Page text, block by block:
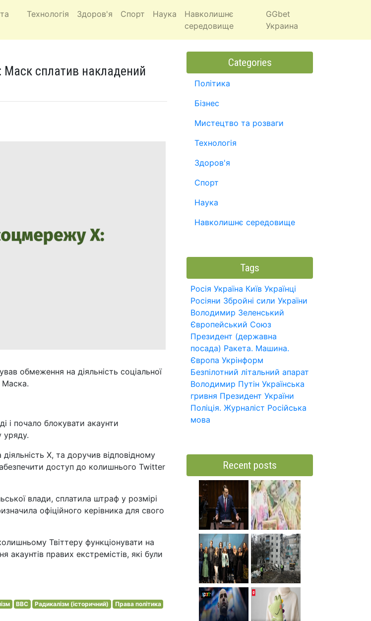
Технологія Здоров'я Спорт Наука
Навколишнє
середовище
GGbet
Украина
Маск сплатив накладений
обмеження на діяльність соціальної
Маска.
і почало блокувати акаунти
уряду.
X, та доручив відповідному
доступ до колишнього Twitter
влади, сплатила штраф у розмірі
офіційного керівника для свого
Твіттеру функціонувати на
правих екстремістів, які були
BBC Радикалізм (історичний)
Права політика
Categories
Політика
Бізнес
Мистецтво та розваги
Технологія
Здоров'я
Спорт
Наука
Навколишнє середовище
Tags
Росія Україна Київ Українці
Росіяни Збройні сили України
Володимир Зеленський
Європейський Союз
Президент (державна
посада) Ракета. Машина.
Європа Укрінформ
Безпілотний літальний апарат
Володимир Путін Українська
гривня Президент України
Поліція. Журналіст Російська
мова
Recent posts